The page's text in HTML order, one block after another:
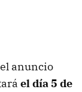
anuncio
el día 5 de